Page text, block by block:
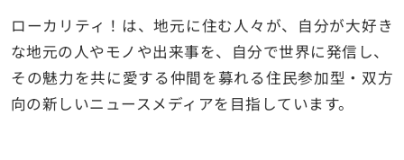
ローカリティ！は、地元に住む人々が、自分が大好き
な地元の人やモノや出来事を、自分で世界に発信し、
その魅力を共に愛する仲間を募れる住民参加型・双方
向の新しいニュースメディアを目指しています。